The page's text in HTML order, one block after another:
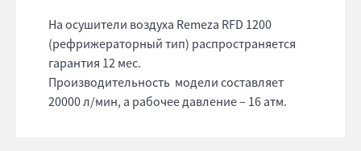
На осушители воздуха Remeza RFD 1200
(рефрижераторный тип) распространяется
гарантия 12 мес.
Производительность модели составляет
20000 л/мин, а рабочее давление – 16 атм.